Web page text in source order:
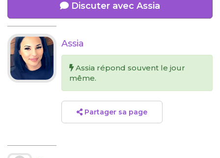
Discuter avec Assia
Assia
Assia répond souvent le jour
même.
Partager sa page